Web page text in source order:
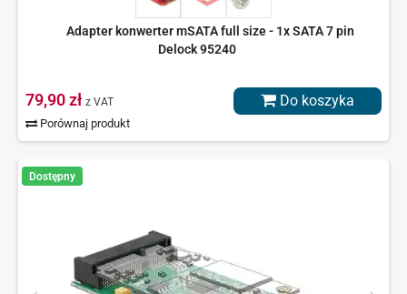
Adapter konwerter mSATA full size - 1x SATA 7 pin
Delock 95240
79,90 zł z VAT
Porównaj produkt
Do koszyka
Dostępny